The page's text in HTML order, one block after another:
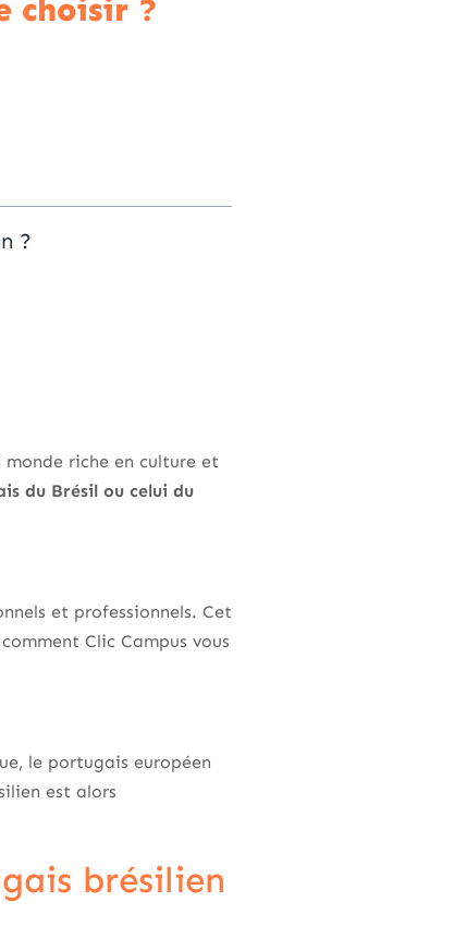
choisir ?
?
monde riche en culture et
du Brésil ou celui du
et professionnels. Cet
Clic Campus vous
le portugais européen
est alors
brésilien